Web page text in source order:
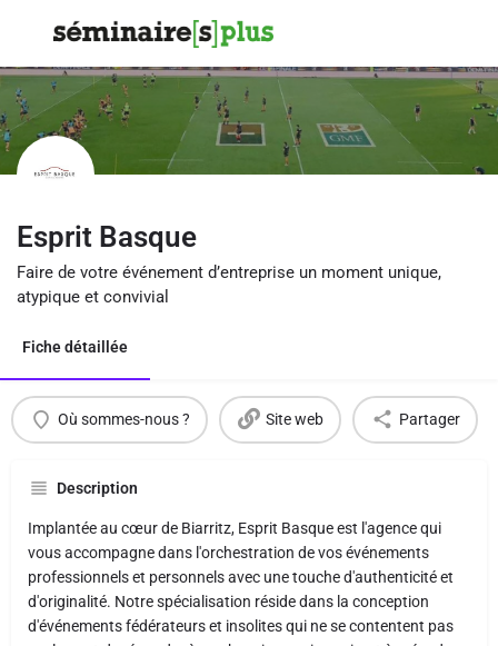
Esprit Basque
Faire de votre événement d’entreprise un moment unique,
atypique et convivial
Fiche détaillée
Où sommes-nous ? Site web Partager
Description
Implantée au cœur de Biarritz, Esprit Basque est l'agence qui
vous accompagne dans l'orchestration de vos événements
professionnels et personnels avec une touche d'authenticité et
d'originalité. Notre spécialisation réside dans la conception
d'événements fédérateurs et insolites qui ne se contentent pas